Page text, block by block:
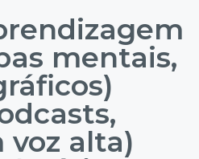
mentais,
alta)